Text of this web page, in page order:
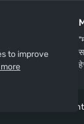
Team
to improve